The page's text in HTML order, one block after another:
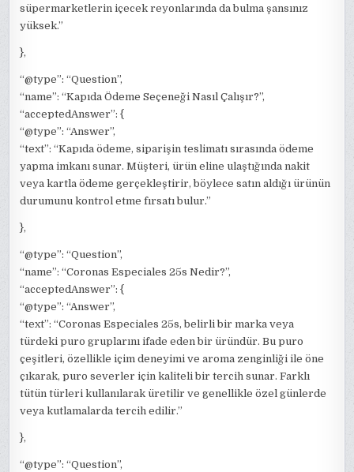
süpermarketlerin içecek reyonlarında da bulma şansınız
yüksek.”
},
“@type”: “Question”,
“name”: “Kapıda Ödeme Seçeneği Nasıl Çalışır?”,
“acceptedAnswer”: {
“@type”: “Answer”,
“text”: “Kapıda ödeme, siparişin teslimatı sırasında ödeme
yapma imkanı sunar. Müşteri, ürün eline ulaştığında nakit
veya kartla ödeme gerçekleştirir, böylece satın aldığı ürünün
durumunu kontrol etme fırsatı bulur.”
},
“@type”: “Question”,
“name”: “Coronas Especiales 25s Nedir?”,
“acceptedAnswer”: {
“@type”: “Answer”,
“text”: “Coronas Especiales 25s, belirli bir marka veya
türdeki puro gruplarını ifade eden bir üründür. Bu puro
çeşitleri, özellikle içim deneyimi ve aroma zenginliği ile öne
çıkarak, puro severler için kaliteli bir tercih sunar. Farklı
tütün türleri kullanılarak üretilir ve genellikle özel günlerde
veya kutlamalarda tercih edilir.”
},
“@type”: “Question”,